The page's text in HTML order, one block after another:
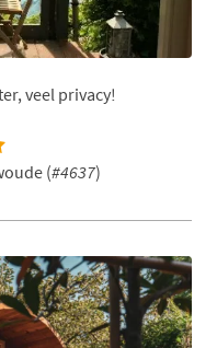
veel privacy!
(#4637)